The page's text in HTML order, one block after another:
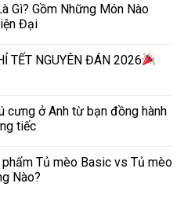
Gì? Gồm Những Món Nào
Đại
TẾT NGUYÊN ĐÁN 2026
cưng ở Anh từ bạn đồng hành
tiếc
Tủ mèo Basic vs Tủ mèo
Nào?